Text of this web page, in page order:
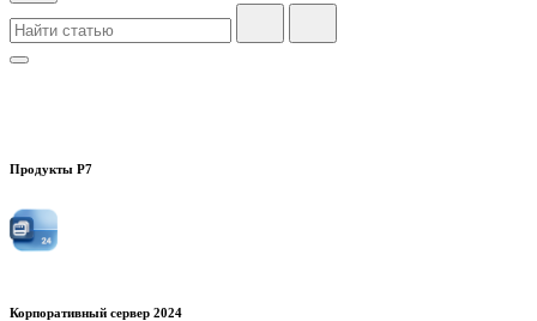
Продукты Р7
Корпоративный сервер 2024